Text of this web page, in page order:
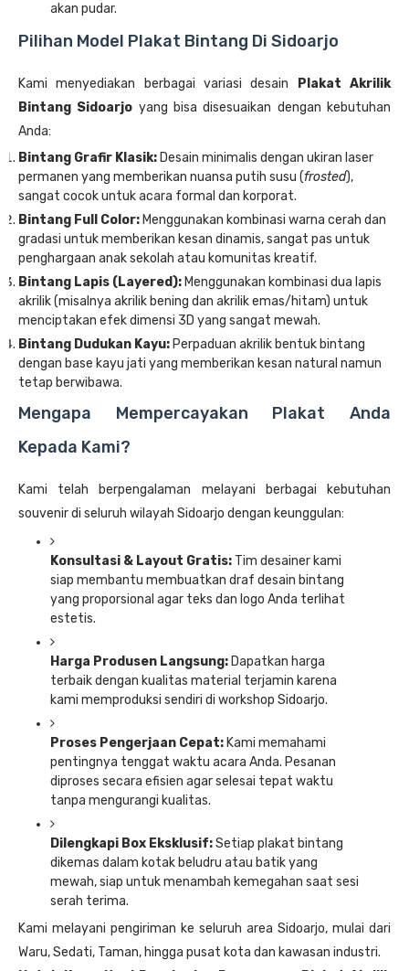
akan pudar.
Pilihan Model Plakat Bintang Di Sidoarjo
Kami menyediakan berbagai variasi desain
Plakat Akrilik
Bintang Sidoarjo yang bisa disesuaikan dengan kebutuhan
Anda:
Bintang Grafir Klasik: Desain minimalis dengan ukiran laser
permanen yang memberikan nuansa putih susu (frosted),
sangat cocok untuk acara formal dan korporat.
Bintang Full Color: Menggunakan kombinasi warna cerah dan
gradasi untuk memberikan kesan dinamis, sangat pas untuk
penghargaan anak sekolah atau komunitas kreatif.
Bintang Lapis (Layered): Menggunakan kombinasi dua lapis
akrilik (misalnya akrilik bening dan akrilik emas/hitam) untuk
menciptakan efek dimensi 3D yang sangat mewah.
Bintang Dudukan Kayu: Perpaduan akrilik bentuk bintang
dengan base kayu jati yang memberikan kesan natural namun
tetap berwibawa.
Mengapa Mempercayakan Plakat Anda
Kepada Kami?
Kami telah berpengalaman melayani berbagai kebutuhan
souvenir di seluruh wilayah Sidoarjo dengan keunggulan:
Konsultasi & Layout Gratis: Tim desainer kami
siap membantu membuatkan draf desain bintang
yang proporsional agar teks dan logo Anda terlihat
estetis.
Harga Produsen Langsung: Dapatkan harga
terbaik dengan kualitas material terjamin karena
kami memproduksi sendiri di workshop Sidoarjo.
Proses Pengerjaan Cepat: Kami memahami
pentingnya tenggat waktu acara Anda. Pesanan
diproses secara efisien agar selesai tepat waktu
tanpa mengurangi kualitas.
Dilengkapi Box Eksklusif:Setiap plakat bintang
dikemas dalam kotak beludru atau batik yang
mewah, siap untuk menambah kemegahan saat sesi
serah terima.
Kami melayani pengiriman ke seluruh area Sidoarjo, mulai dari
Waru, Sedati, Taman, hingga pusat kota dan kawasan industri.